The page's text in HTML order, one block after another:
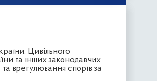
Цивільного
та інших законодавчих
врегулювання спорів за